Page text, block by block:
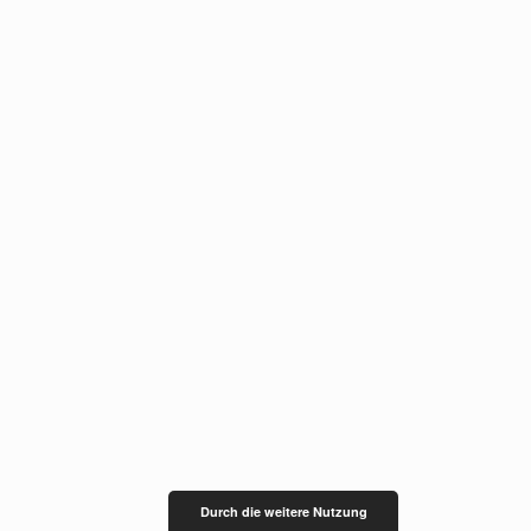
Durch die weitere Nutzung